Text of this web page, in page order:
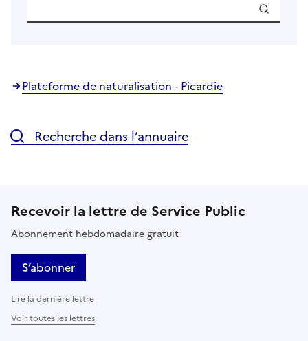
Plateforme de naturalisation - Picardie
Recherche dans l’annuaire
Recevoir la lettre de Service Public
Abonnement hebdomadaire gratuit
S’abonner
Lire la dernière lettre
Voir toutes les lettres